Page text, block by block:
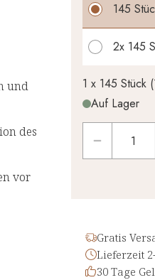
und
des
vor
145
2x 145
1x €
1 x 145 Stück (
Auf Lager
Gratis
Lieferzeit
30 Tage